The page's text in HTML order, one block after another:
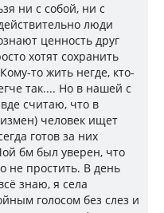
ни с собой, ни с
люди
ценность друг
хотят сохранить
то жить негде, кто-
так.... Но в нашей с
считаю, что в
человек ищет
готов за них
бм был уверен, что
не простить. В день
знаю, я села
голосом без слез и